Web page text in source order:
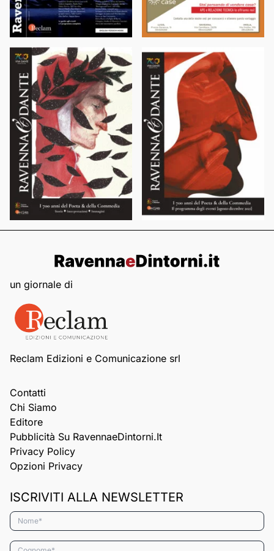
un giornale di
Reclam Edizioni e Comunicazione srl
Contatti
Chi Siamo
Editore
Pubblicità Su RavennaeDintorni.it
Privacy Policy
Opzioni Privacy
ISCRIVITI ALLA NEWSLETTER
Nome*
Cognome*